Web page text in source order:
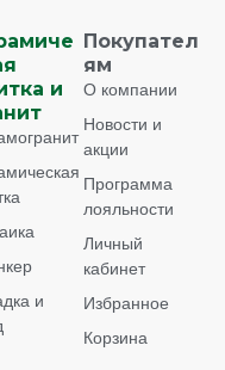
и
и
Покупател
ям
О компании
Новости и
акции
Программа
лояльности
Личный
кабинет
Избранное
Корзина